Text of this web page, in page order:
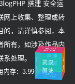
搭建 安全运
上收集、整理或转
的，请谨慎参阅，本
所有，如涉及作品内
处理。
内存：3.99 MB
加油 湖北
加油
中国
加油
武
汉
挺
住
中
国
加油